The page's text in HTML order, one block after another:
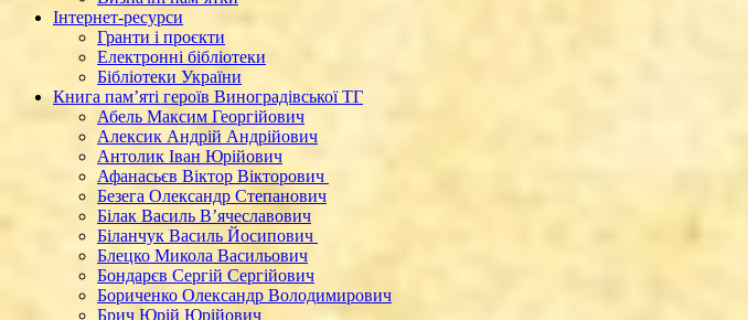
Інтернет-ресурси
Гранти і проєкти
Електронні бібліотеки
Бібліотеки України
Книга пам’яті героїв Виноградівської ТГ
Абель Максим Георгійович
Алексик Андрій Андрійович
Антолик Іван Юрійович
Афанасьєв Віктор Вікторович
Безега Олександр Степанович
Білак Василь В’ячеславович
Біланчук Василь Йосипович
Блецко Микола Васильович
Бондарєв Сергій Сергійович
Бориченко Олександр Володимирович
Брич Юрій Юрійович